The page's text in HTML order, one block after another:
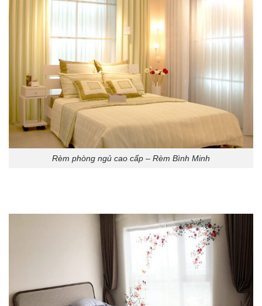
Rèm phòng ngủ cao cấp – Rèm Bình Minh